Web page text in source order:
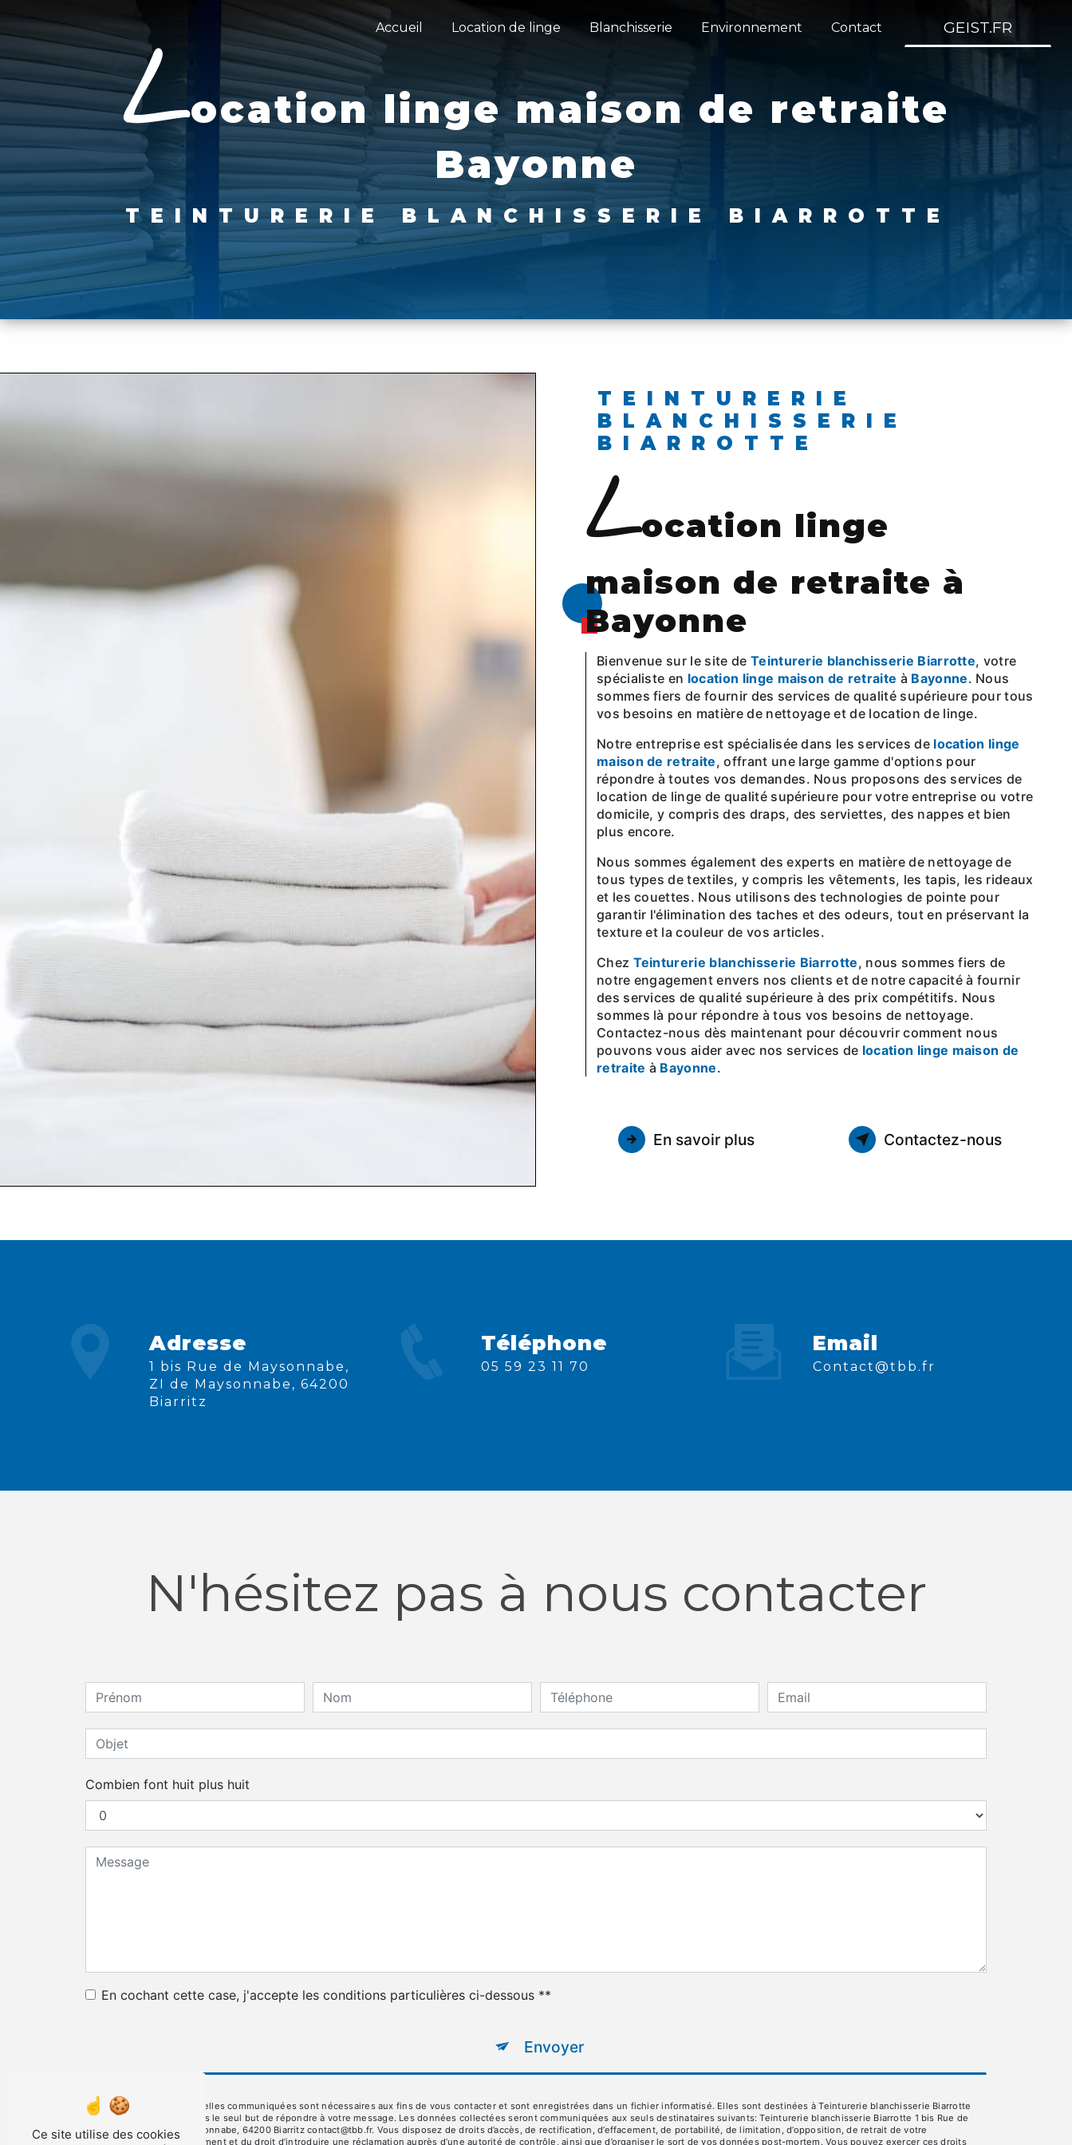
Accueil Location de linge Blanchisserie Environnement Contact GEIST.FR
location linge maison de retraite
Bayonne
TEINTURERIE BLANCHISSERIE BIARROTTE
TEINTURERIE
BLANCHISSERIE
BIARROTTE
location linge
maison de retraite à
Bayonne
Bienvenue sur le site de Teinturerie blanchisserie Biarrotte, votre
spécialiste en location linge maison de retraite à Bayonne. Nous
sommes fiers de fournir des services de qualité supérieure pour tous
vos besoins en matière de nettoyage et de location de linge.
Notre entreprise est spécialisée dans les services de location linge
maison de retraite, offrant une large gamme d'options pour
répondre à toutes vos demandes. Nous proposons des services de
location de linge de qualité supérieure pour votre entreprise ou votre
domicile, y compris des draps, des serviettes, des nappes et bien
plus encore.
Nous sommes également des experts en matière de nettoyage de
tous types de textiles, y compris les vêtements, les tapis, les rideaux
et les couettes. Nous utilisons des technologies de pointe pour
garantir l'élimination des taches et des odeurs, tout en préservant la
texture et la couleur de vos articles.
Chez Teinturerie blanchisserie Biarrotte, nous sommes fiers de
notre engagement envers nos clients et de notre capacité à fournir
des services de qualité supérieure à des prix compétitifs. Nous
sommes là pour répondre à tous vos besoins de nettoyage.
Contactez-nous dès maintenant pour découvrir comment nous
pouvons vous aider avec nos services de location linge maison de
retraite à Bayonne.
En savoir plus Contactez-nous
Adresse
1 bis Rue de Maysonnabe,
ZI de Maysonnabe, 64200
Biarritz
Téléphone
05 59 23 11 70
Email
contact@tbb.fr
N'hésitez pas à nous contacter
Combien font huit plus huit
En cochant cette case, j'accepte les conditions particulières ci-dessous **
Envoyer
** Les données personnelles communiquées sont nécessaires aux fins de vous contacter et sont enregistrées dans un fichier informatisé. Elles sont destinées à Teinturerie blanchisserie Biarrotte
et ses sous-traitants dans le seul but de répondre à votre message. Les données collectées seront communiquées aux seuls destinataires suivants: Teinturerie blanchisserie Biarrotte 1 bis Rue de
Maysonnabe, ZI de Maysonnabe, 64200 Biarritz contact@tbb.fr. Vous disposez de droits d’accès, de rectification, d’effacement, de portabilité, de limitation, d’opposition, de retrait de votre
consentement à tout moment et du droit d’introduire une réclamation auprès d’une autorité de contrôle, ainsi que d’organiser le sort de vos données post-mortem. Vous pouvez exercer ces droits
Ce site utilise des cookies